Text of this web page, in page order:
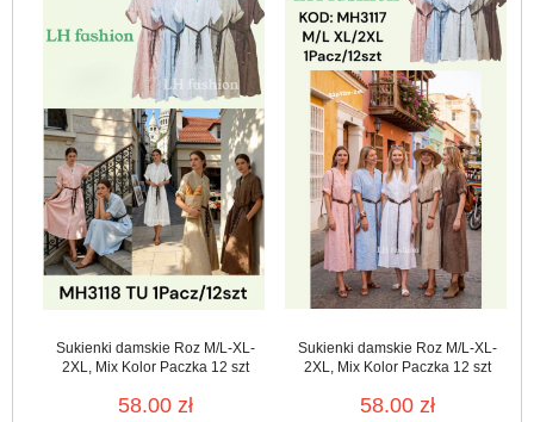
Sukienki damskie Roz M/L-XL-
2XL, Mix Kolor Paczka 12 szt
58.00 zł
Sukienki damskie Roz M/L-XL-
2XL, Mix Kolor Paczka 12 szt
58.00 zł